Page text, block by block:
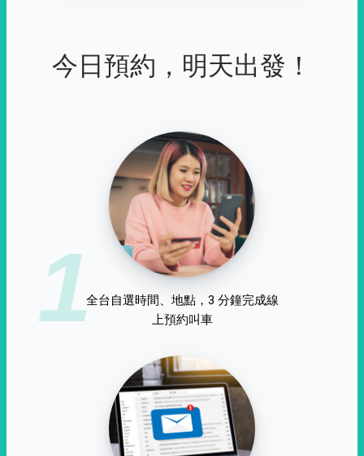
今日預約，明天出發！
1全台自選時間、地點，3 分鐘完成線
上預約叫車